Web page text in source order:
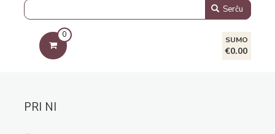
Serĉu
0
SUMO
€0.00
PRI NI